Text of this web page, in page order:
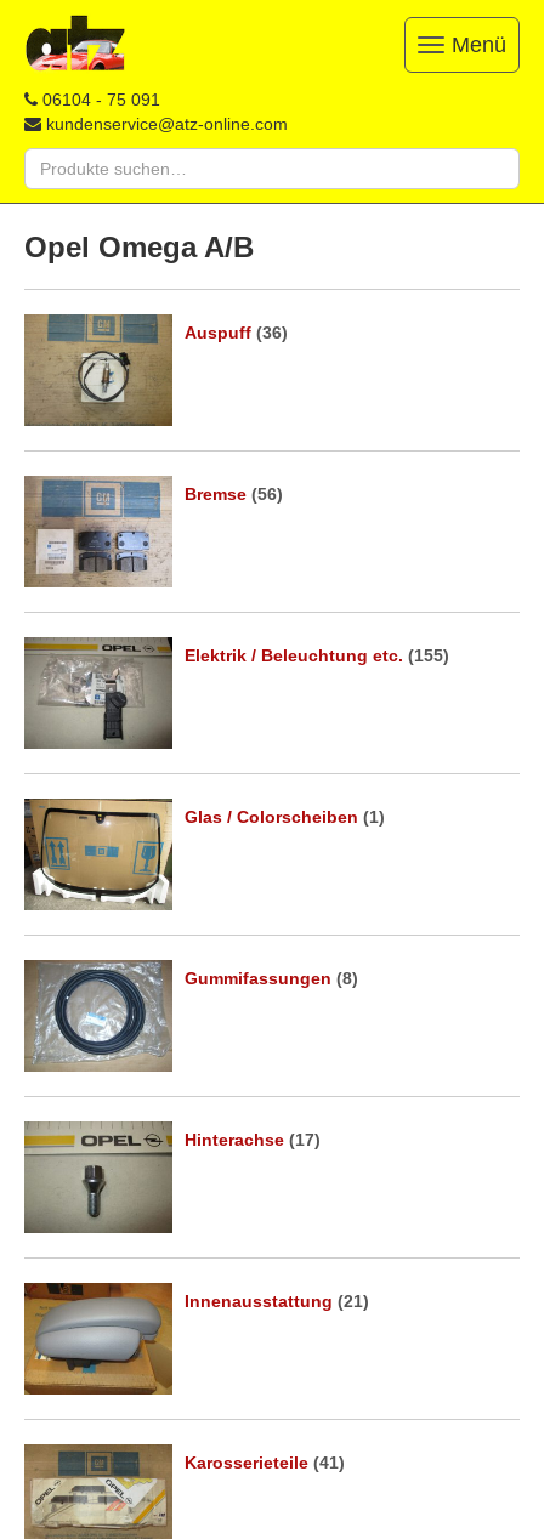
ATZ
Opel-
Ersatzteile
Restauration,
Reparatur
&
Ersatzteile
&
06104 - 75 091
kundenservice@atz-online.com
Suche
nach:
Toggle
navigation
Menü
to
content
Opel Omega A/B
Auspuff(36)
Bremse(56)
Elektrik / Beleuchtung etc.(155)
Glas / Colorscheiben(1)
Gummifassungen(8)
Hinterachse(17)
Innenausstattung(21)
Karosserieteile(41)